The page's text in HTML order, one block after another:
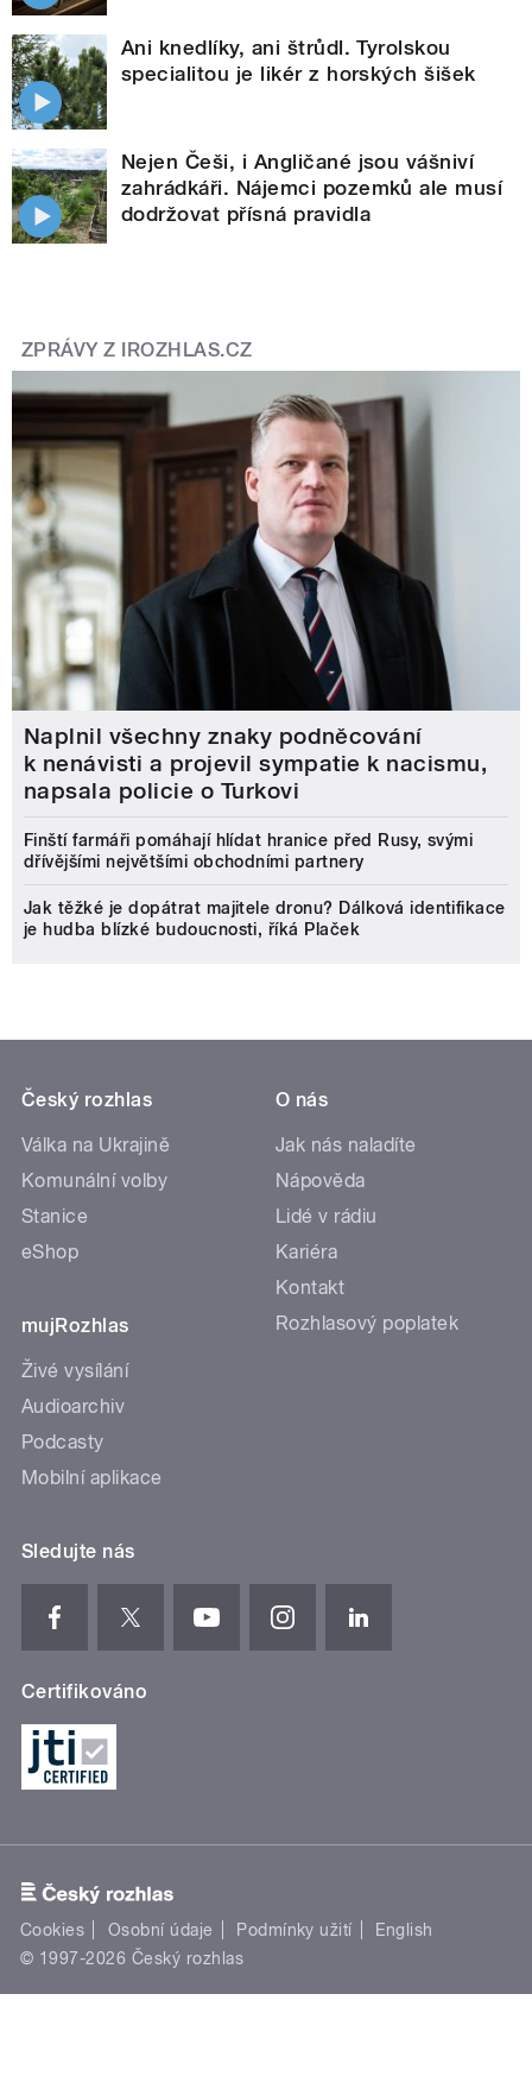
Ani knedlíky, ani štrůdl. Tyrolskou
specialitou je likér z horských šišek
Nejen Češi, i Angličané jsou vášniví
zahrádkáři. Nájemci pozemků ale musí
dodržovat přísná pravidla
ZPRÁVY Z IROZHLAS.CZ
Naplnil všechny znaky podněcování
k nenávisti a projevil sympatie k nacismu,
napsala policie o Turkovi
Finští farmáři pomáhají hlídat hranice před Rusy, svými
dřívějšími největšími obchodními partnery
Jak těžké je dopátrat majitele dronu? Dálková identifikace
je hudba blízké budoucnosti, říká Plaček
Český rozhlas
Válka na Ukrajině
Komunální volby
Stanice
eShop
mujRozhlas
Živé vysílání
Audioarchiv
Podcasty
Mobilní aplikace
O nás
Jak nás naladíte
Nápověda
Lidé v rádiu
Kariéra
Kontakt
Rozhlasový poplatek
Sledujte nás
Certifikováno
Cookies Osobní údaje Podmínky užití
English
© 1997-2026 Český rozhlas